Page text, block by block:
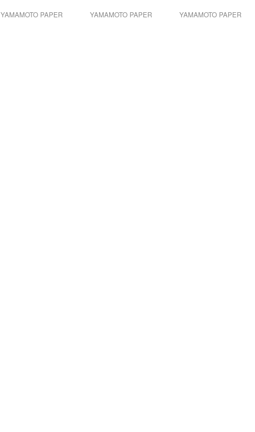
YAMAMOTO PAPER YAMAMOTO PAPER YAMAMOTO PAPER